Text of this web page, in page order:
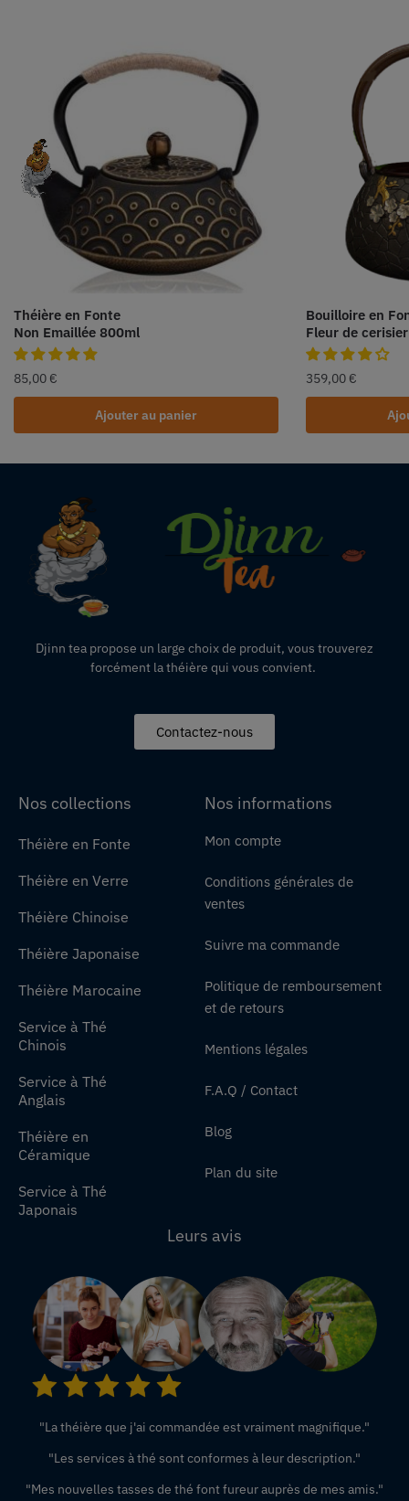
Théière en Fonte
Non Emaillée 800ml
85,00 €
Ajouter au panier
Bouilloire en
Fleur de
359,00 €
Djinn tea propose un large choix de produit, vous trouverez
forcément la théière qui vous convient.
Contactez-nous
Nos collections
Théière en Fonte
Théière en Verre
Théière Chinoise
Théière Japonaise
Théière Marocaine
Service à Thé
Chinois
Service à Thé
Anglais
Théière en
Céramique
Service à Thé
Japonais
Nos informations
Mon compte
Conditions générales de
ventes
Suivre ma commande
Politique de remboursement
et de retours
Mentions légales
F.A.Q / Contact
Blog
Plan du site
Leurs avis
"La théière que j'ai commandée est vraiment magnifique."
"Les services à thé sont conformes à leur description."
"Mes nouvelles tasses de thé font fureur auprès de mes amis."